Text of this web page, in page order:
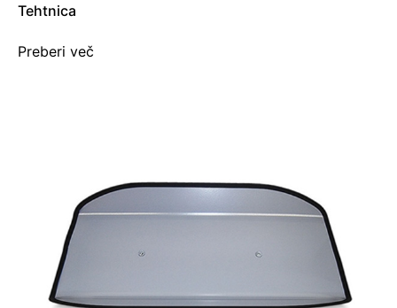
Tehtnica
Preberi več